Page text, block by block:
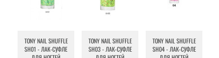
TONY NAIL SHUFFLE
SH01 - ЛАК-СУФЛЕ
TONY NAIL SHUFFLE
SH03 - ЛАК-СУФЛЕ
TONY NAIL SHUFFLE
SH04 - ЛАК-СУФЛЕ